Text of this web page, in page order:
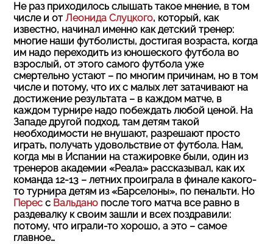
Не раз приходилось слышать такое мнение, в том
числе и от Леонида Слуцкого, который, как
известно, начинал именно как детский тренер:
многие наши футболисты, достигая возраста, когда
им надо переходить из юношеского футбола во
взрослый, от этого самого футбола уже
смертельно устают – по многим причинам, но в том
числе и потому, что их с малых лет затачивают на
достижение результата – в каждом матче, в
каждом турнире надо побеждать любой ценой. На
Западе другой подход, там детям такой
необходимости не внушают, разрешают просто
играть, получать удовольствие от футбола. Нам,
когда мы в Испании на стажировке были, один из
тренеров академии «Реала» рассказывал, как их
команда 12-13 – летних проиграла в финале какого-
то турнира детям из «Барселоны», по пенальти. Но
Перес с Вальдано после того матча все равно в
раздевалку к своим зашли и всех поздравили:
потому, что играли-то хорошо, а это – самое
главное…